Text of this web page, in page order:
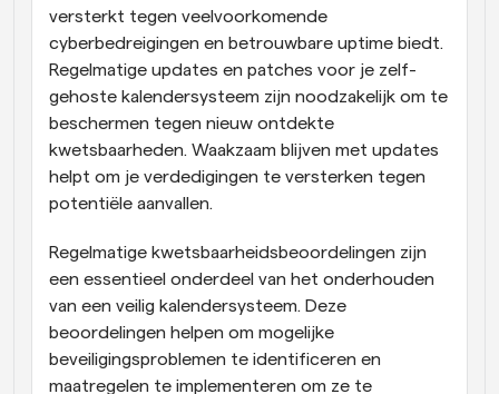
versterkt tegen veelvoorkomende
cyberbedreigingen en betrouwbare uptime biedt.
Regelmatige updates en patches voor je zelf-
gehoste kalendersysteem zijn noodzakelijk om te
beschermen tegen nieuw ontdekte
kwetsbaarheden. Waakzaam blijven met updates
helpt om je verdedigingen te versterken tegen
potentiële aanvallen.
Regelmatige kwetsbaarheidsbeoordelingen zijn
een essentieel onderdeel van het onderhouden
van een veilig kalendersysteem. Deze
beoordelingen helpen om mogelijke
beveiligingsproblemen te identificeren en
maatregelen te implementeren om ze te